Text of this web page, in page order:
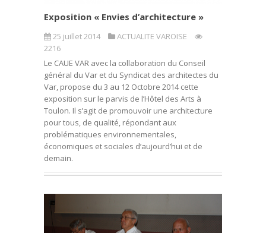
Exposition « Envies d’architecture »
25 juillet 2014
ACTUALITE VAROISE
2216
Le CAUE VAR avec la collaboration du Conseil
général du Var et du Syndicat des architectes du
Var, propose du 3 au 12 Octobre 2014 cette
exposition sur le parvis de l’Hôtel des Arts à
Toulon. Il s’agit de promouvoir une architecture
pour tous, de qualité, répondant aux
problématiques environnementales,
économiques et sociales d’aujourd’hui et de
demain.